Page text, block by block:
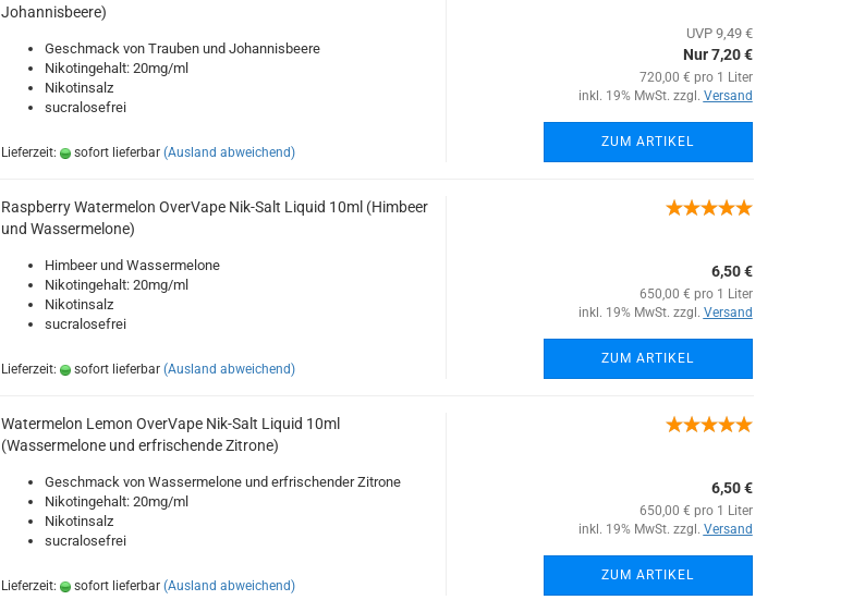
Johannisbeere)
Geschmack von Trauben und Johannisbeere
Nikotingehalt: 20mg/ml
Nikotinsalz
sucralosefrei
Lieferzeit: sofort lieferbar (Ausland abweichend)
UVP 9,49 €
Nur 7,20 €
720,00 € pro 1 Liter
inkl. 19% MwSt. zzgl. Versand
ZUM ARTIKEL
Raspberry Watermelon OverVape Nik-Salt Liquid 10ml (Himbeer
und Wassermelone)
Himbeer und Wassermelone
Nikotingehalt: 20mg/ml
Nikotinsalz
sucralosefrei
Lieferzeit: sofort lieferbar (Ausland abweichend)
6,50 €
650,00 € pro 1 Liter
inkl. 19% MwSt. zzgl. Versand
ZUM ARTIKEL
Watermelon Lemon OverVape Nik-Salt Liquid 10ml
(Wassermelone und erfrischende Zitrone)
Geschmack von Wassermelone und erfrischender Zitrone
Nikotingehalt: 20mg/ml
Nikotinsalz
sucralosefrei
Lieferzeit: sofort lieferbar (Ausland abweichend)
6,50 €
650,00 € pro 1 Liter
inkl. 19% MwSt. zzgl. Versand
ZUM ARTIKEL